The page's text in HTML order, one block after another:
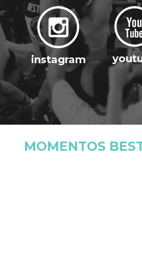
instagram
MOMENTOS